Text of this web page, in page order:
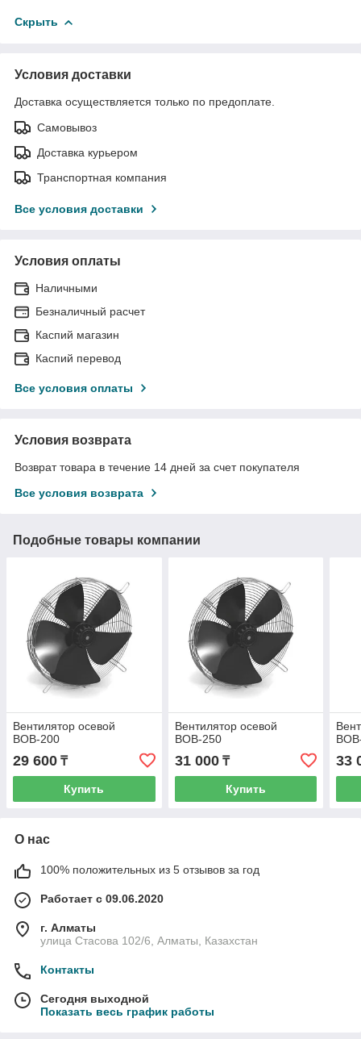
Скрыть
Условия доставки
Доставка осуществляется только по предоплате.
Самовывоз
Доставка курьером
Транспортная компания
Все условия доставки
Условия оплаты
Наличными
Безналичный расчет
Каспий магазин
Каспий перевод
Все условия оплаты
Условия возврата
Возврат товара в течение 14 дней за счет покупателя
Все условия возврата
Подобные товары компании
Вентилятор осевой
ВОВ-200
29 600 ₸
Купить
Вентилятор осевой
ВОВ-250
31 000₸
Купить
33
О нас
100% положительных из 5 отзывов за год
Работает с 09.06.2020
г. Алматы
улица Стасова 102/6, Алматы, Казахстан
Контакты
Сегодня выходной
Показать весь график работы